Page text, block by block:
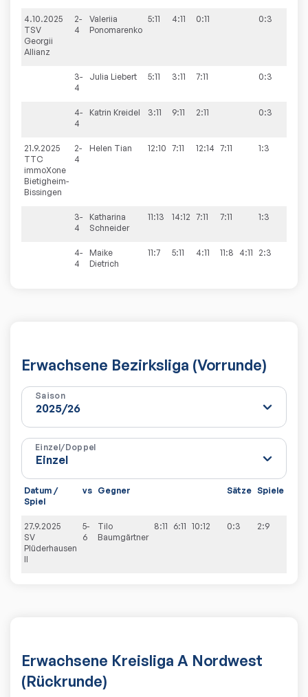
4.10.2025
TSV
Georgii
Allianz
2-
4
Valeriia
Ponomarenko
5:11 4:11 0:11 0:3
3-
4
Julia Liebert 5:11 3:11 7:11 0:3
4-
4
Katrin Kreidel 3:11 9:11 2:11 0:3
21.9.2025
TTC
immoXone
Bietigheim-
Bissingen
2-
4
Helen Tian 12:10 7:11 12:14 7:11 1:3
3-
4
Katharina
Schneider
11:13 14:12 7:11 7:11 1:3
4-
4
Maike
Dietrich
11:7 5:11 4:11 11:8 4:11 2:3
Erwachsene Bezirksliga (Vorrunde)
Saison
Einzel/Doppel
Datum /
Spiel
vs Gegner Sätze Spiele
27.9.2025
SV
Plüderhausen
II
5-
6
Tilo
Baumgärtner
8:11 6:11 10:12 0:3 2:9
Erwachsene Kreisliga A Nordwest
(Rückrunde)